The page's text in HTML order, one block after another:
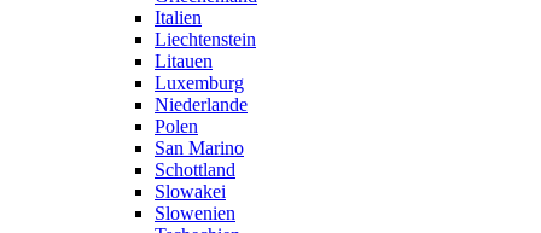
Italien
Liechtenstein
Litauen
Luxemburg
Niederlande
Polen
San Marino
Schottland
Slowakei
Slowenien